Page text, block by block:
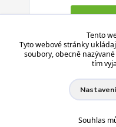
Aplikace je
Tento
Tyto webové stránky
soubory, obecně
tím
Nastavení
Souhlas